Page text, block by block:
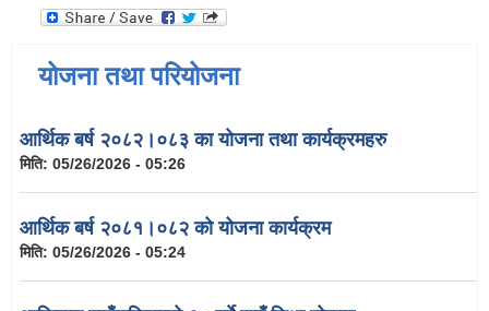
योजना तथा परियोजना
आर्थिक बर्ष २०८२।०८३ का योजना तथा कार्यक्रमहरु
मिति: 05/26/2026 - 05:26
आर्थिक बर्ष २०८१।०८२ को योजना कार्यक्रम
मिति: 05/26/2026 - 05:24